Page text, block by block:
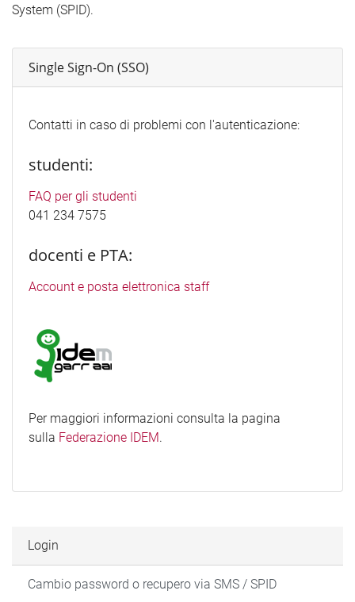
System (SPID).
Single Sign-On (SSO)
Contatti in caso di problemi con l'autenticazione:
studenti:
FAQ per gli studenti
041 234 7575
docenti e PTA:
Account e posta elettronica staff
Per maggiori informazioni consulta la pagina
sulla Federazione IDEM.
Login
Cambio password o recupero via SMS / SPID